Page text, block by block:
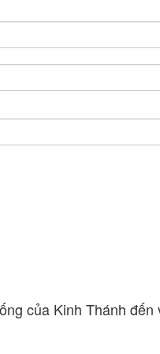
của Kinh Thánh